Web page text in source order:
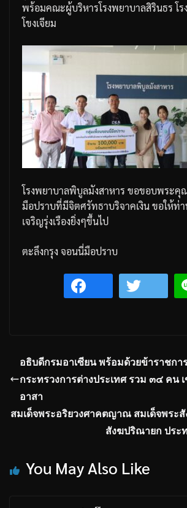
พร้อมคณะผู้บริหารโรงพยาบาลสิรินธร โ
โขงเจียม
โรงพยาบาลพิบูลมังสาหาร ขอขอบพระคุ
มือปราบที่มีจิตศรัทธาบริจาคเงินขอให้ท่
เจริญรุ่งเรืองยิ่งๆขึ้นไป
ตะลึงกรุง จอนนี่มือปราบ
อธิบดีกรมอาเซียน พร้อมด้วยข้าราชกา
กระทรวงการต่างประเทศ รวม ๓๔ คน
อาสา
สมเด็จพระอริยวงศาคตญาณ สมเด็จพระ
สังฆปริณายก ประ
You May Also Like